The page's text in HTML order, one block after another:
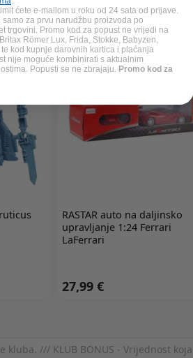
RASTARauto na daljinsko
upravljanje 1:24 Ferrari
LaFerrari
27,99 €
/// KLUB BONUS - Vrijednost
ćete e-mailom u roku od 24 sata od prijave.
za prvu narudžbu proizvoda po
trgovini. Promo kod za popust ne vrijedi na
Römer Lux, Frida, Stokke, Babyzen,
kod kupnje darovnih kartica i plaćanja
nije moguće kombinirati s aktualnim
Popusti se ne zbrajaju. Promo kod za